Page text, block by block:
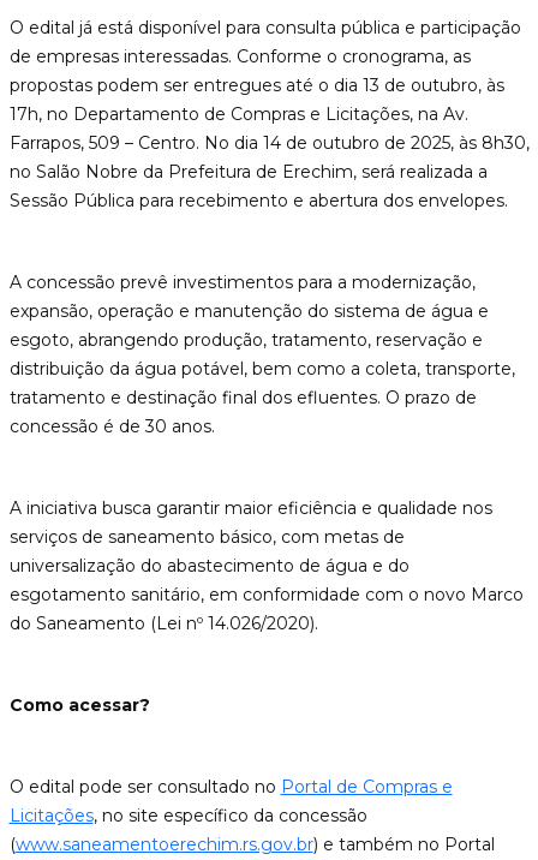
O edital já está disponível para consulta pública e participação
de empresas interessadas. Conforme o cronograma, as
propostas podem ser entregues até o dia 13 de outubro, às
17h, no Departamento de Compras e Licitações, na Av.
Farrapos, 509 – Centro. No dia 14 de outubro de 2025, às 8h30,
no Salão Nobre da Prefeitura de Erechim, será realizada a
Sessão Pública para recebimento e abertura dos envelopes.
A concessão prevê investimentos para a modernização,
expansão, operação e manutenção do sistema de água e
esgoto, abrangendo produção, tratamento, reservação e
distribuição da água potável, bem como a coleta, transporte,
tratamento e destinação final dos efluentes. O prazo de
concessão é de 30 anos.
A iniciativa busca garantir maior eficiência e qualidade nos
serviços de saneamento básico, com metas de
universalização do abastecimento de água e do
esgotamento sanitário, em conformidade com o novo Marco
do Saneamento (Lei nº 14.026/2020).
Como acessar?
O edital pode ser consultado no Portal de Compras e
Licitações, no site específico da concessão
(www.saneamentoerechim.rs.gov.br) e também no Portal